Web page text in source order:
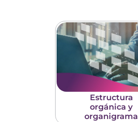
Estructura
orgánica y
organigrama